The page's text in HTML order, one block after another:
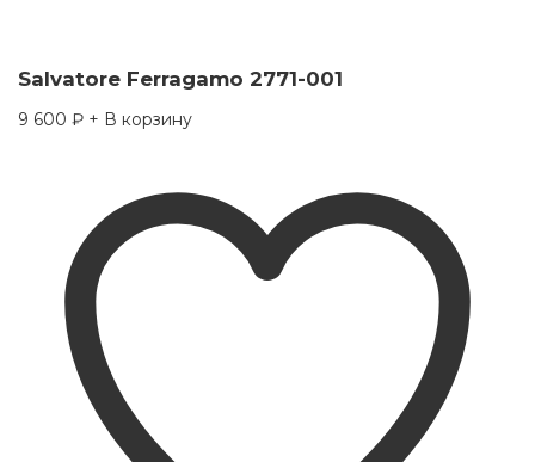
Salvatore Ferragamo 2771-001
9 600 ₽ + В корзину